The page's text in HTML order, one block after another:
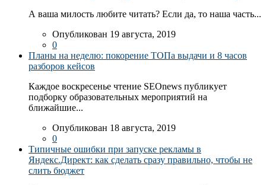
А ваша милость любите читать? Если да, то наша часть...
Опубликован 19 августа, 2019
0
Планы на неделю: покорение ТОПа выдачи и 8 часов
разборов кейсов
Каждое воскресенье чтение SEOnews публикует
подборку образовательных мероприятий на
ближайшие...
Опубликован 18 августа, 2019
0
Типичные ошибки при запуске рекламы в
Яндекс.Директ: как сделать сразу правильно, чтобы не
слить бюджет